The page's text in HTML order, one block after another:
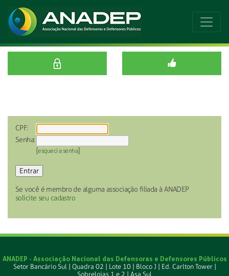
CPF:
Senha:
[esqueci a senha]
Se você é membro de alguma associação filiada à ANADEP
solicite seu cadastro
ANADEP - Associação Nacional das Defensoras e Defensores Públicos
Setor Bancário Sul | Quadra 02 | Lote 10 | Bloco J | Ed. Carlton Tower |
Sobrelojas 1 e 2 | Asa Sul